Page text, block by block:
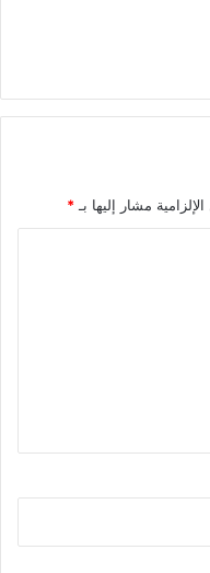
مشار إليها بـ *